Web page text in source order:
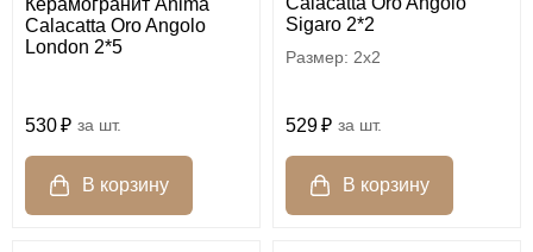
Керамогранит Anima
Calacatta Oro Angolo
London 2*5
530 шт.
Sigaro 2*2
2x2
529 шт.